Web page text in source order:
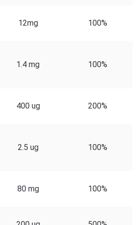
12mg 100%
1.4 mg 100%
400 ug 200%
2.5 ug 100%
80 mg 100%